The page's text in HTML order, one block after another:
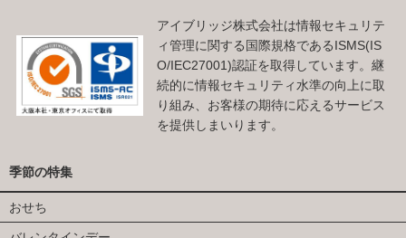
アイブリッジ株式会社は情報セキュリテ
ィ管理に関する国際規格であるISMS(IS
O/IEC27001)認証を取得しています。継
続的に情報セキュリティ水準の向上に取
り組み、お客様の期待に応えるサービス
を提供しまいります。
季節の特集
おせち